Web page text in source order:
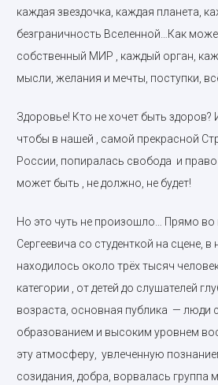
каждая звездочка, каждая планета,
безграничность Вселенной…Как
собственный МИР , каждый орган,
мысли, желания и мечты, поступки,
Здоровье! Кто не хочет быть
чтобы в нашей , самой прекрасной
России, попиралась свобода и
может быть , не должно, не будет!
Но это чуть не произошло… Прямо во
Сергеевича со студенткой на сцене,
находилось около трёх тысяч
категории , от детей до слушателей
возраста, основная публика — люди
образованием и высоким уровнем
эту атмосферу, увлеченную
созидания, добра, ворвалась